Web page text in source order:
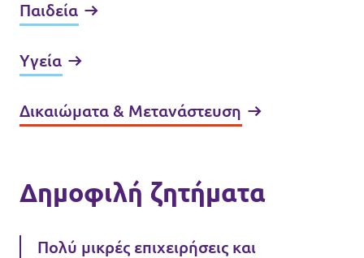
Παιδεία
Υγεία
Δικαιώματα & Μετανάστευση
Δημοφιλή ζητήματα
Πολύ μικρές επιχειρήσεις και